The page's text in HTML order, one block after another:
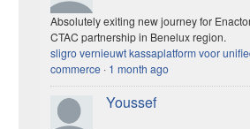
Absolutely exiting new journey for
CTAC partnership in Benelux region.
sligro vernieuwt kassaplatform voor
commerce · 1 month ago
Youssef